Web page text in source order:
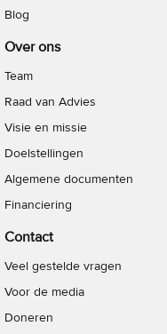
Blog
Over ons
Team
Raad van Advies
Visie en missie
Doelstellingen
Algemene documenten
Financiering
Contact
Veel gestelde vragen
Voor de media
Doneren